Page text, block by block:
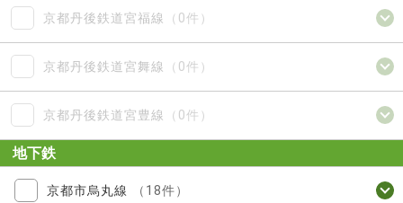
京都丹後鉄道宮福線 （0件）
京都丹後鉄道宮舞線 （0件）
京都丹後鉄道宮豊線 （0件）
地下鉄
京都市烏丸線 （18件）